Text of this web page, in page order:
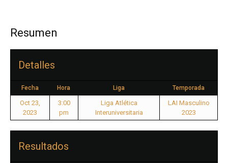
Resumen
Detalles
Fecha Hora Liga Temporada
Oct 23,
2023
3:00
pm
Liga Atlética
Interuniversitaria
LAI Masculino
2023
Resultados